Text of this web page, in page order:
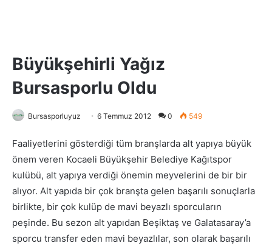
Büyükşehirli Yağız
Bursasporlu Oldu
Bursasporluyuz 6 Temmuz 2012 0 549
Faaliyetlerini gösterdiği tüm branşlarda alt yapıya büyük
önem veren Kocaeli Büyükşehir Belediye Kağıtspor
kulübü, alt yapıya verdiği önemin meyvelerini de bir bir
alıyor. Alt yapıda bir çok branşta gelen başarılı sonuçlarla
birlikte, bir çok kulüp de mavi beyazlı sporcuların
peşinde. Bu sezon alt yapıdan Beşiktaş ve Galatasaray’a
sporcu transfer eden mavi beyazlılar, son olarak başarılı